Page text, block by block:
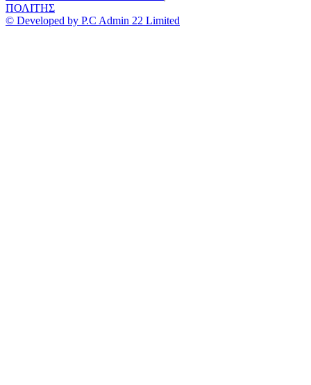
ΠΟΛΙΤΗΣ
© Developed by P.C Admin 22 Limited